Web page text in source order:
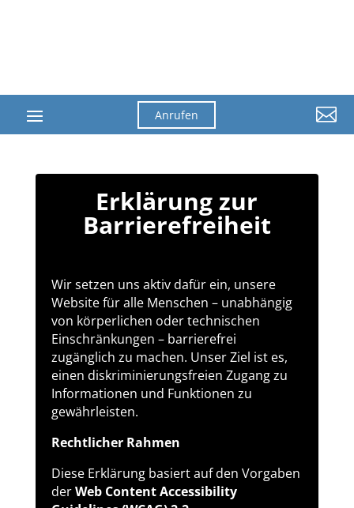
Anrufen 
Erklärung zur
Barrierefreiheit
Wir setzen uns aktiv dafür ein, unsere
Website für alle Menschen – unabhängig
von körperlichen oder technischen
Einschränkungen – barrierefrei
zugänglich zu machen. Unser Ziel ist es,
einen diskriminierungsfreien Zugang zu
Informationen und Funktionen zu
gewährleisten.
Rechtlicher Rahmen
Diese Erklärung basiert auf den Vorgaben
derWeb Content Accessibility